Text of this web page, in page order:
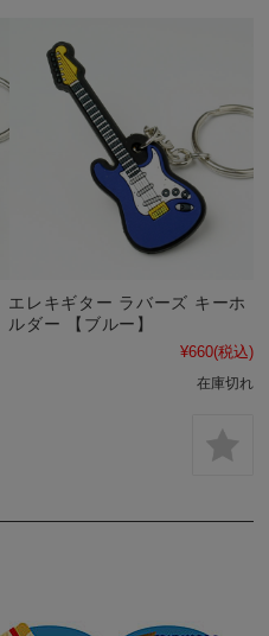
エレキギター ラバーズ キーホ
ルダー 【ブルー】
¥660(税込)
在庫切れ